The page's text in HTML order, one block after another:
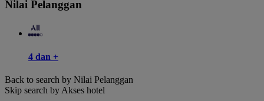
Nilai Pelanggan
4 dan +
Back to search by Nilai Pelanggan
Skip search by Akses hotel